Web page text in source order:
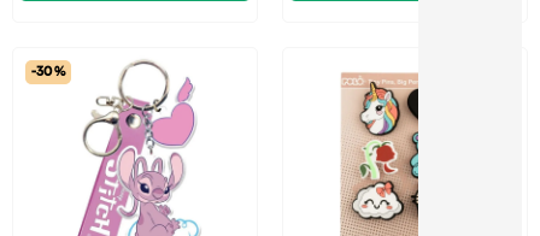
-30 %